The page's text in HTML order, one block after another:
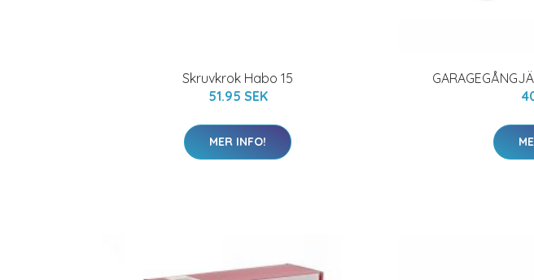
Skruvkrok Habo 15
51.95 SEK
MER INFO!